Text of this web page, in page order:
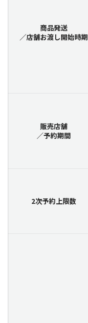
商品発送
／店舗お渡し開始時期
販売店舗
／予約期間
2次予約上限数